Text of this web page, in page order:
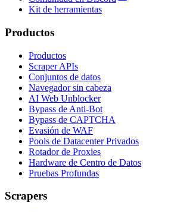
Kit de herramientas
Productos
Productos
Scraper APIs
Conjuntos de datos
Navegador sin cabeza
AI Web Unblocker
Bypass de Anti-Bot
Bypass de CAPTCHA
Evasión de WAF
Pools de Datacenter Privados
Rotador de Proxies
Hardware de Centro de Datos
Pruebas Profundas
Scrapers